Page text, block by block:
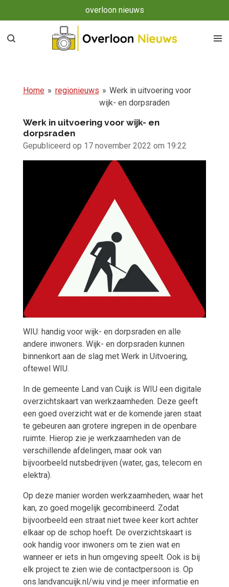
direct
naar
overloon nieuws
Home » regionieuws » Werk in uitvoering voor
wijk- en dorpsraden
Werk in uitvoering voor wijk- en
dorpsraden
Gepubliceerd op 17 november 2022 om 19:22
WIU: handig voor wijk- en dorpsraden en alle
andere inwoners. Wijk- en dorpsraden kunnen
binnenkort aan de slag met Werk in Uitvoering,
oftewel WIU.
In de gemeente Land van Cuijk is WIU een digitale
overzichtskaart van werkzaamheden. Deze geeft
een goed overzicht wat er de komende jaren staat
te gebeuren aan grotere ingrepen in de openbare
ruimte. Hierop zie je werkzaamheden van de
verschillende afdelingen, maar ook van
bijvoorbeeld nutsbedrijven (water, gas, telecom en
elektra).
Op deze manier worden werkzaamheden, waar het
kan, zo goed mogelijk gecombineerd. Zodat
bijvoorbeeld een straat niet twee keer kort achter
elkaar op de schop hoeft. De overzichtskaart is
ook handig voor inwoners om te zien wat en
wanneer er iets in hun omgeving speelt. Ook is bij
elk project te zien wie de contactpersoon is. Op
ons.landvancuijk.nl/wiu vind je meer informatie en